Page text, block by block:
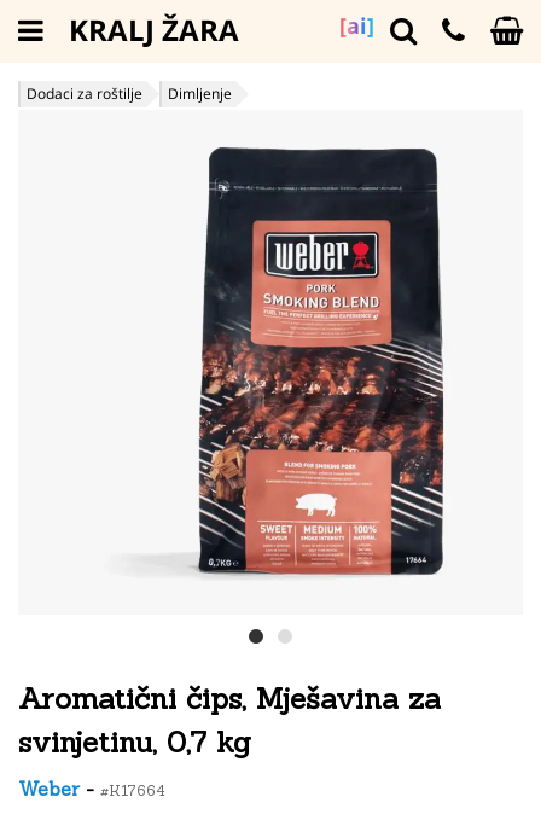
[ai]
KRALJ ŽARA
Dodaci za roštilje Dimljenje
Aromatični čips, Mješavina za
svinjetinu, 0,7 kg
Weber- #K17664